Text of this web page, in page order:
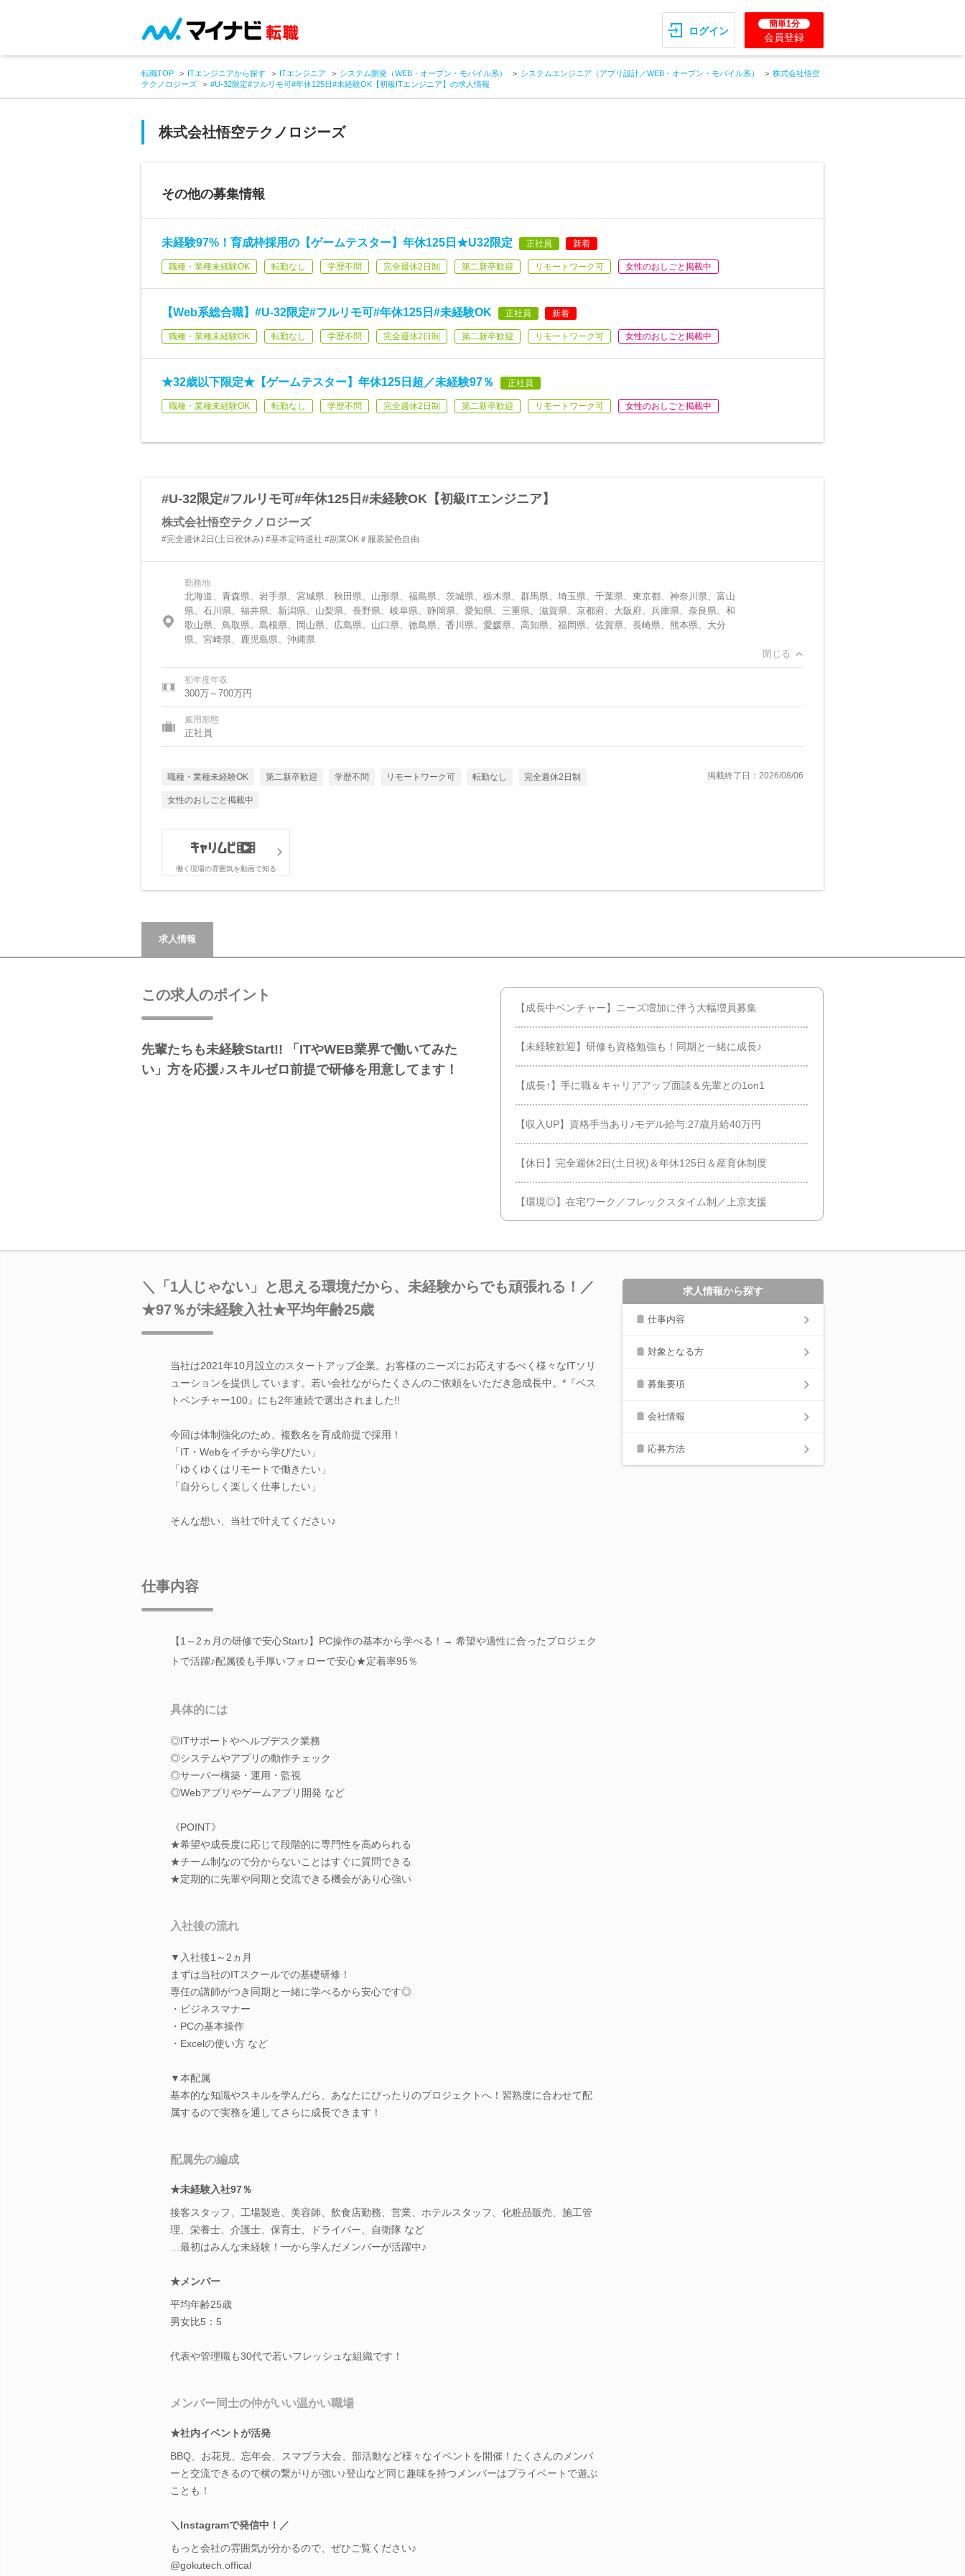
ログイン
簡単1分
会員登録
転職TOP ITエンジニアから探す ITエンジニア システム開発（WEB・オープン・モバイル系） システムエンジニア（アプリ設計／WEB・オープン・モバイル系）
株式会社悟空
テクノロジーズ
#U-32限定#フルリモ可#年休125日#未経験OK【初級ITエンジニア】の求人情報
株式会社悟空テクノロジーズ
その他の募集情報
未経験97%！育成枠採用の【ゲームテスター】年休125日★U32限定 正社員 新着
職種・業種未経験OK 転勤なし 学歴不問 完全週休2日制 第二新卒歓迎 リモートワーク可 女性のおしごと掲載中
【Web系総合職】#U-32限定#フルリモ可#年休125日#未経験OK 正社員 新着
職種・業種未経験OK 転勤なし 学歴不問 完全週休2日制 第二新卒歓迎 リモートワーク可 女性のおしごと掲載中
★32歳以下限定★【ゲームテスター】年休125日超／未経験97％ 正社員
職種・業種未経験OK 転勤なし 学歴不問 完全週休2日制 第二新卒歓迎 リモートワーク可 女性のおしごと掲載中
#U-32限定#フルリモ可#年休125日#未経験OK【初級ITエンジニア】
株式会社悟空テクノロジーズ
#完全週休2日(土日祝休み) #基本定時退社 #副業OK＃服装髪色自由
勤務地
北海道、青森県、岩手県、宮城県、秋田県、山形県、福島県、茨城県、栃木県、群馬県、埼玉県、千葉県、東京都、神奈川県、富山
県、石川県、福井県、新潟県、山梨県、長野県、岐阜県、静岡県、愛知県、三重県、滋賀県、京都府、大阪府、兵庫県、奈良県、和
歌山県、鳥取県、島根県、岡山県、広島県、山口県、徳島県、香川県、愛媛県、高知県、福岡県、佐賀県、長崎県、熊本県、大分
県、宮崎県、鹿児島県、沖縄県
閉じる
初年度年収
300万～700万円
雇用形態
正社員
職種・業種未経験OK 第二新卒歓迎 学歴不問 リモートワーク可 転勤なし 完全週休2日制
女性のおしごと掲載中
掲載終了日：2026/08/06
働く現場の雰囲気を動画で知る
求人情報
この求人のポイント
先輩たちも未経験Start!! 「ITやWEB業界で働いてみた
い」方を応援♪スキルゼロ前提で研修を用意してます！
【成長中ベンチャー】ニーズ増加に伴う大幅増員募集
【未経験歓迎】研修も資格勉強も！同期と一緒に成長♪
【成長↑】手に職＆キャリアアップ面談＆先輩との1on1
【収入UP】資格手当あり♪モデル給与:27歳月給40万円
【休日】完全週休2日(土日祝)＆年休125日＆産育休制度
【環境◎】在宅ワーク／フレックスタイム制／上京支援
＼「1人じゃない」と思える環境だから、未経験からでも頑張れる！／
★97％が未経験入社★平均年齢25歳
当社は2021年10月設立のスタートアップ企業。お客様のニーズにお応えするべく様々なITソリ
ューションを提供しています。若い会社ながらたくさんのご依頼をいただき急成長中。*『ベス
トベンチャー100』にも2年連続で選出されました!!
今回は体制強化のため、複数名を育成前提で採用！
「IT・Webをイチから学びたい」
「ゆくゆくはリモートで働きたい」
「自分らしく楽しく仕事したい」
そんな想い、当社で叶えてください♪
仕事内容
【1～2ヵ月の研修で安心Start♪】PC操作の基本から学べる！→ 希望や適性に合ったプロジェク
トで活躍♪配属後も手厚いフォローで安心★定着率95％
具体的には
◎ITサポートやヘルプデスク業務
◎システムやアプリの動作チェック
◎サーバー構築・運用・監視
◎Webアプリやゲームアプリ開発 など
《POINT》
★希望や成長度に応じて段階的に専門性を高められる
★チーム制なので分からないことはすぐに質問できる
★定期的に先輩や同期と交流できる機会があり心強い
入社後の流れ
▼入社後1～2ヵ月
まずは当社のITスクールでの基礎研修！
専任の講師がつき同期と一緒に学べるから安心です◎
・ビジネスマナー
・PCの基本操作
・Excelの使い方 など
▼本配属
基本的な知識やスキルを学んだら、あなたにぴったりのプロジェクトへ！習熟度に合わせて配
属するので実務を通してさらに成長できます！
配属先の編成
★未経験入社97％
接客スタッフ、工場製造、美容師、飲食店勤務、営業、ホテルスタッフ、化粧品販売、施工管
理、栄養士、介護士、保育士、ドライバー、自衛隊 など
…最初はみんな未経験！一から学んだメンバーが活躍中♪
★メンバー
平均年齢25歳
男女比5：5
代表や管理職も30代で若いフレッシュな組織です！
メンバー同士の仲がいい温かい職場
★社内イベントが活発
BBQ、お花見、忘年会、スマブラ大会、部活動など様々なイベントを開催！たくさんのメンバ
ーと交流できるので横の繋がりが強い♪登山など同じ趣味を持つメンバーはプライベートで遊ぶ
ことも！
＼Instagramで発信中！／
もっと会社の雰囲気が分かるので、ぜひご覧ください♪
@gokutech.offical
求人情報から探す
仕事内容
対象となる方
募集要項
会社情報
応募方法